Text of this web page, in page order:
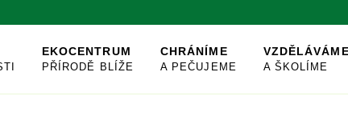
EKOCENTRUM
PŘÍRODĚ BLÍŽE
CHRÁNÍME
A PEČUJEME
VZDĚLÁVÁME
A ŠKOLÍME